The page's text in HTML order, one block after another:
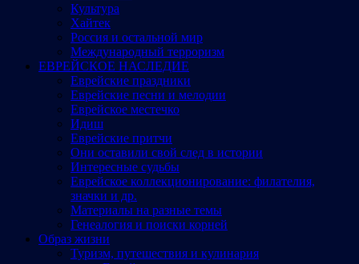
Культура
Хайтек
Россия и остальной мир
Международный терроризм
ЕВРЕЙСКОЕ НАСЛЕДИЕ
Еврейские праздники
Еврейские песни и мелодии
Еврейское местечко
Идиш
Еврейские притчи
Они оставили свой след в истории
Интересные судьбы
Еврейское коллекционирование: филателия,
значки и др.
Материалы на разные темы
Генеалогия и поиски корней
Образ жизни
Туризм, путешествия и кулинария